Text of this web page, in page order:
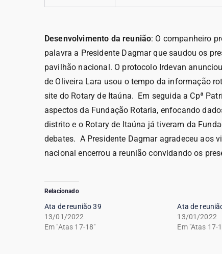
Desenvolvimento da reunião: O companheiro
palavra a Presidente Dagmar que saudou os
pavilhão nacional. O protocolo Irdevan
de Oliveira Lara usou o tempo da informação
site do Rotary de Itaúna. Em seguida a Cpª
aspectos da Fundação Rotaria, enfocando
distrito e o Rotary de Itaúna já tiveram da
debates. A Presidente Dagmar agradeceu aos
nacional encerrou a reunião convidando os
Relacionado
Ata de reunião 39
13/01/2022
Em "Atas 17-18"
Ata de
13/01/2022
Em "Atas 17-